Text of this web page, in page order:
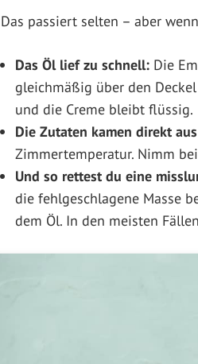
Das passiert selten – aber
Das Öl lief zu schnell: Die
gleichmäßig über den
und die Creme bleibt flüssig.
Die Zutaten kamen direkt
Zimmertemperatur. Nimm
Und so rettest du eine
die fehlgeschlagene Masse
dem Öl. In den meisten